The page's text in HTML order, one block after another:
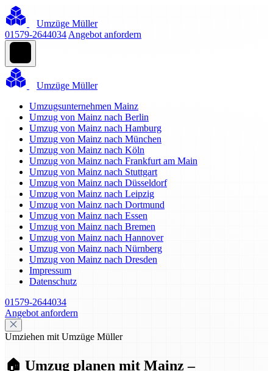
Umzüge Müller
01579-2644034 Angebot anfordern
Umzüge Müller
Umzugsunternehmen Mainz
Umzug von Mainz nach Berlin
Umzug von Mainz nach Hamburg
Umzug von Mainz nach München
Umzug von Mainz nach Köln
Umzug von Mainz nach Frankfurt am Main
Umzug von Mainz nach Stuttgart
Umzug von Mainz nach Düsseldorf
Umzug von Mainz nach Leipzig
Umzug von Mainz nach Dortmund
Umzug von Mainz nach Essen
Umzug von Mainz nach Bremen
Umzug von Mainz nach Hannover
Umzug von Mainz nach Nürnberg
Umzug von Mainz nach Dresden
Impressum
Datenschutz
01579-2644034
Angebot anfordern
Umziehen mit Umzüge Müller
🏠 Umzug planen mit Mainz –